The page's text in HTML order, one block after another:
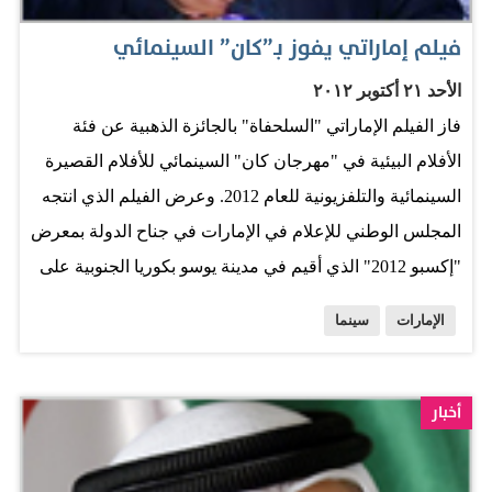
فيلم إماراتي يفوز بـ”كان” السينمائي
الأحد ٢١ أكتوبر ٢٠١٢
فاز الفيلم الإماراتي "السلحفاة" بالجائزة الذهبية عن فئة
الأفلام البيئية في "مهرجان كان" السينمائي للأفلام القصيرة
السينمائية والتلفزيونية للعام 2012. وعرض الفيلم الذي انتجه
المجلس الوطني للإعلام في الإمارات في جناح الدولة بمعرض
"إكسبو 2012" الذي أقيم في مدينة يوسو بكوريا الجنوبية على
حظر استخدام الأكياس غير القابلة للتحلل، حسب ما افادت
وكالة أنباء الإمارات السبت. وكانت الإمارات طبقت مبادرة
التصدي لخطر تلك الأكياس بمتابعة من وزارة البيئة وهيئة
الإمارات سينما
أخبار